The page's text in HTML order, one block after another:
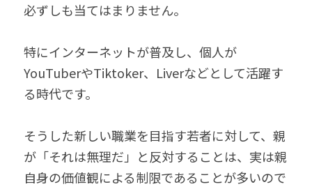
必ずしも当てはまりません。
特にインターネットが普及し、個人が
YouTuberやTiktoker、Liverなどとして活躍す
る時代です。
そうした新しい職業を目指す若者に対して、親
が「それは無理だ」と反対することは、実は親
自身の価値観による制限であることが多いので